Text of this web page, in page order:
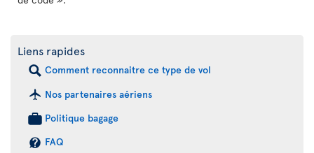
Liens rapides
Comment reconnaitre ce type de vol
Nos partenaires aériens
Politique bagage
FAQ